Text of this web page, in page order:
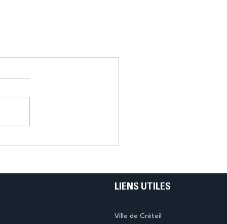
LIENS UTILES
Ville de Créteil